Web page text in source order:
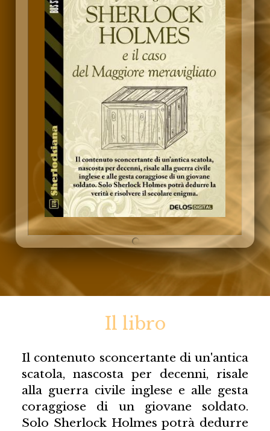
Il libro
Il contenuto sconcertante di un'antica
scatola, nascosta per decenni, risale
alla guerra civile inglese e alle gesta
coraggiose di un giovane soldato.
Solo Sherlock Holmes potrà dedurre